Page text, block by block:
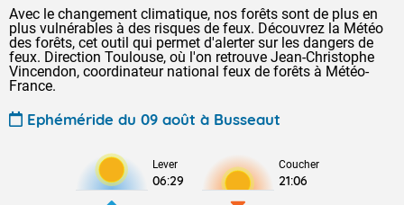
Avec le changement climatique, nos forêts sont de plus en
plus vulnérables à des risques de feux. Découvrez la Météo
des forêts, cet outil qui permet d'alerter sur les dangers de
feux. Direction Toulouse, où l'on retrouve Jean-Christophe
Vincendon, coordinateur national feux de forêts à Météo-
France.
Ephéméride du 09 août à Busseaut
Lever
06:29
Coucher
21:06